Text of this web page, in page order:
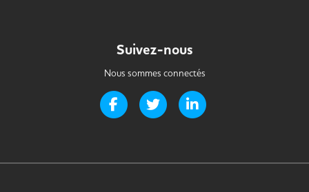
Suivez-nous
Nous sommes connectés
Page Facebook de Handi-it
Page Twitter de Handi-it